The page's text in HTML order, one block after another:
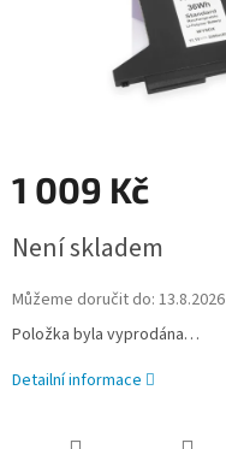
1 009 Kč
cena:
Není skladem
Můžeme doručit do: 13.8.2026
Položka byla vyprodána…
Detailní informace